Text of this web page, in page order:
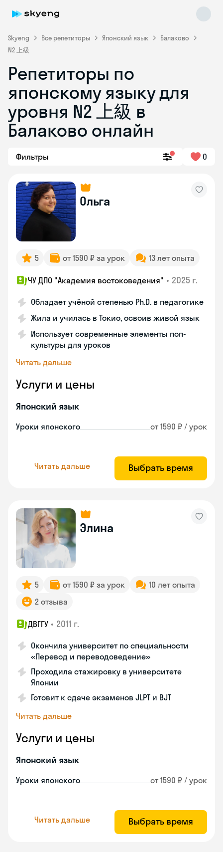
Skyeng Все репетиторы Японский язык
Балаково
N2 上級
Репетиторы по
японскому языку для
уровня N2 上級 в
Балаково онлайн
Фильтры 0
Ольга
5 от 1590 ₽ за урок 13 лет опыта
ЧУ ДПО "Академия востоковедения" • 2025 г.
Обладает учёной степенью Ph.D. в педагогике
Жила и училась в Токио, освоив живой язык
Использует современные элементы поп-
культуры для уроков
Читать дальше
Услуги и цены
Японский язык
Уроки японского от 1590 ₽ / урок
Читать дальше Выбрать время
Элина
5 от 1590 ₽ за урок
10 лет опыта
2 отзыва
ДВГГУ • 2011 г.
Окончила университет по специальности
«Перевод и переводоведение»
Проходила стажировку в университете
Японии
Готовит к сдаче экзаменов JLPT и BJT
Читать дальше
Услуги и цены
Японский язык
Уроки японского от 1590 ₽ / урок
Читать дальше Выбрать время
online